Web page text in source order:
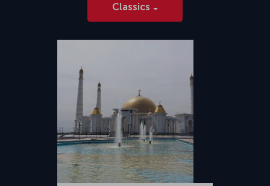
Classics